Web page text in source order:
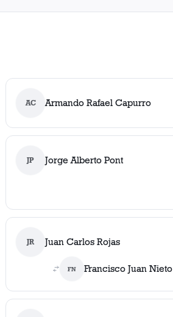
AC Armando Rafael Capurro
JP Jorge Alberto Pont
JR Juan Carlos Rojas
FN Francisco Juan Nieto